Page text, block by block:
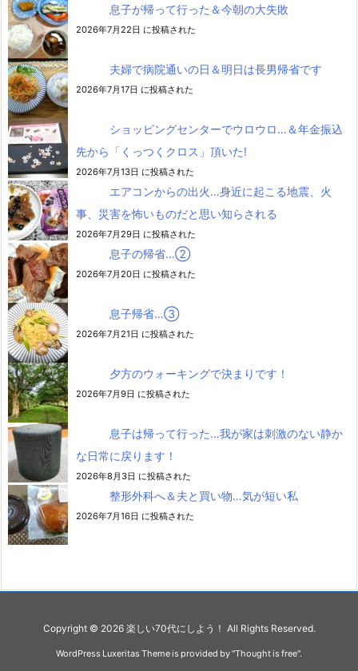
息子が帰って行った＆今朝の大失敗
2026年7月22日 に投稿された
夫婦で病院通いの日＆明日は長男帰省です
2026年7月17日 に投稿された
ショッピングセンターでウロウロ…＆年金振込
先から「くっつくクロス」頂いた!
2026年7月13日 に投稿された
エアコンからの出火…身近に起こる地震、火
事、災害を怖いものだと思い知らされる
2026年7月29日 に投稿された
息子の帰省…②
2026年7月20日 に投稿された
息子帰省…③
2026年7月21日 に投稿された
夕方のウォーキングで決まりです！
2026年7月9日 に投稿された
息子は帰って行った…我が家は刺激のない静か
な日常に戻ります！
2026年8月3日 に投稿された
整形外科へ＆夫と買い物…気が短い私
2026年7月16日 に投稿された
Copyright © 2026 楽しい70代にしよう！ All Rights Reserved.
WordPress Luxeritas Theme is provided by "Thought is free".